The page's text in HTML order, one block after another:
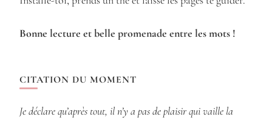
Bonne lecture et belle promenade entre les mots !
CITATION DU MOMENT
Je déclare qu’après tout, il n’y a pas de plaisir qui vaille la